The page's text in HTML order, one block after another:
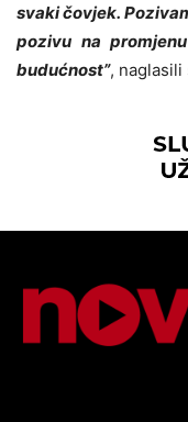
svaki čovjek.
pozivu na
budućnost”, naglasili